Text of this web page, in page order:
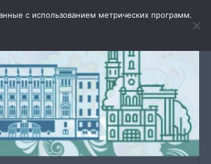
с использованием метрических программ.